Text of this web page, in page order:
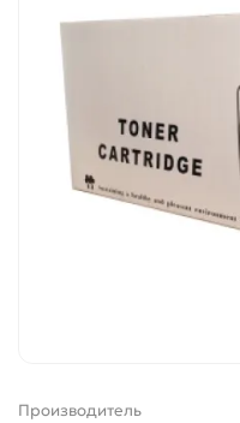
Производитель